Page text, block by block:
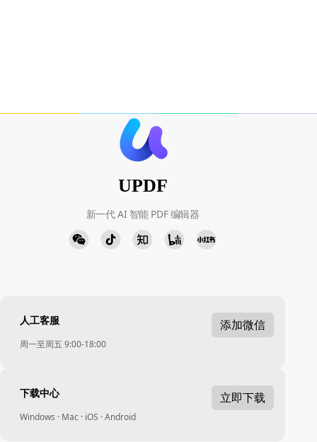
UPDF
新一代 AI 智能 PDF 编辑器
人工客服
周一至周五 9:00-18:00
添加微信
下载中心
Windows · Mac · iOS · Android
立即下载